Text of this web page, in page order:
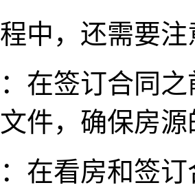
中，还需要
在签订合同
件，确保房
在看房和签